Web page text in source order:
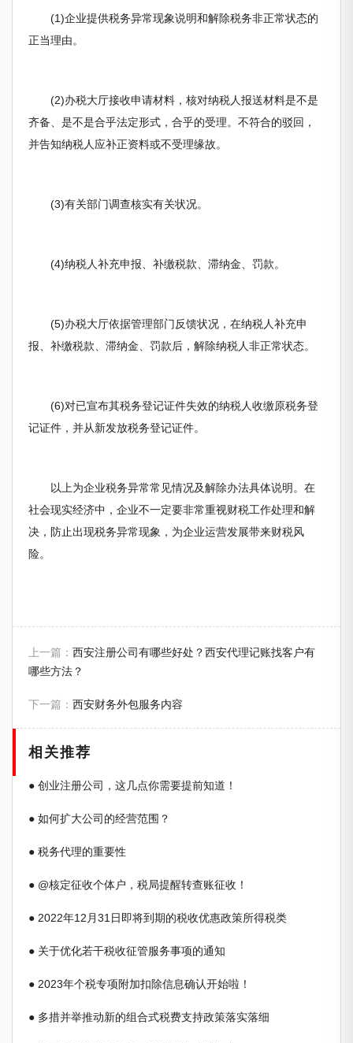
(1)企业提供税务异常现象说明和解除税务非正常状态的
正当理由。
(2)办税大厅接收申请材料，核对纳税人报送材料是不是
齐备、是不是合乎法定形式，合乎的受理。不符合的驳回，
并告知纳税人应补正资料或不受理缘故。
(3)有关部门调查核实有关状况。
(4)纳税人补充申报、补缴税款、滞纳金、罚款。
(5)办税大厅依据管理部门反馈状况，在纳税人补充申
报、补缴税款、滞纳金、罚款后，解除纳税人非正常状态。
(6)对已宣布其税务登记证件失效的纳税人收缴原税务登
记证件，并从新发放税务登记证件。
以上为企业税务异常常见情况及解除办法具体说明。在
社会现实经济中，企业不一定要非常重视财税工作处理和解
决，防止出现税务异常现象，为企业运营发展带来财税风
险。
上一篇： 西安注册公司有哪些好处？西安代理记账找客户有
哪些方法？
下一篇： 西安财务外包服务内容
相关推荐
● 创业注册公司，这几点你需要提前知道！
● 如何扩大公司的经营范围？
● 税务代理的重要性
● @核定征收个体户，税局提醒转查账征收！
● 2022年12月31日即将到期的税收优惠政策所得税类
● 关于优化若干税收征管服务事项的通知
● 2023年个税专项附加扣除信息确认开始啦！
● 多措并举推动新的组合式税费支持政策落实落细